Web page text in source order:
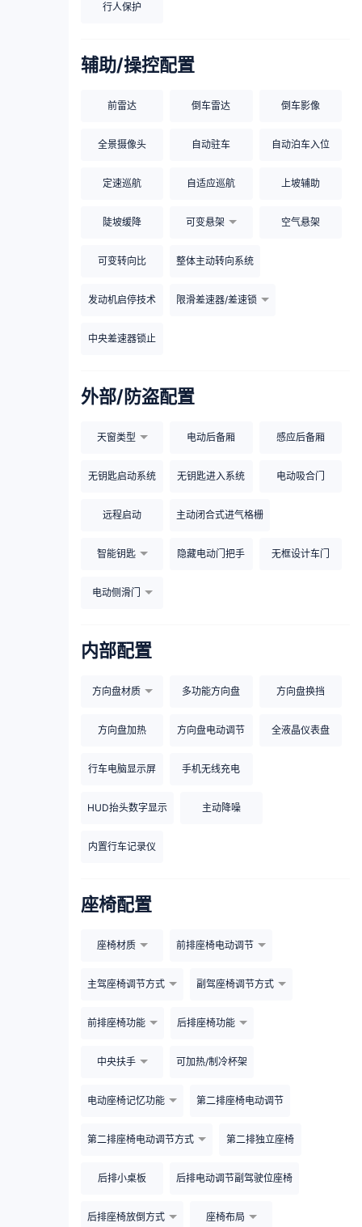
行人保护
辅助/操控配置
前雷达 倒车雷达 倒车影像
全景摄像头 自动驻车 自动泊车入位
定速巡航 自适应巡航 上坡辅助
陡坡缓降 可变悬架 空气悬架
可变转向比 整体主动转向系统
发动机启停技术 限滑差速器/差速锁
中央差速器锁止
外部/防盗配置
天窗类型 电动后备厢 感应后备厢
无钥匙启动系统 无钥匙进入系统 电动吸合门
远程启动 主动闭合式进气格栅
智能钥匙 隐藏电动门把手 无框设计车门
电动侧滑门
内部配置
方向盘材质 多功能方向盘 方向盘换挡
方向盘加热 方向盘电动调节 全液晶仪表盘
行车电脑显示屏 手机无线充电
HUD抬头数字显示 主动降噪
内置行车记录仪
座椅配置
座椅材质 前排座椅电动调节
主驾座椅调节方式 副驾座椅调节方式
前排座椅功能 后排座椅功能
中央扶手 可加热/制冷杯架
电动座椅记忆功能 第二排座椅电动调节
第二排座椅电动调节方式 第二排独立座椅
后排小桌板 后排电动调节副驾驶位座椅
后排座椅放倒方式 座椅布局